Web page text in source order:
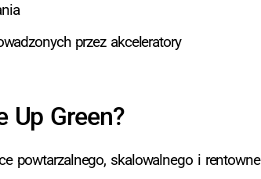
przez akceleratory
Up Green?
powtarzalnego, skalowalnego i